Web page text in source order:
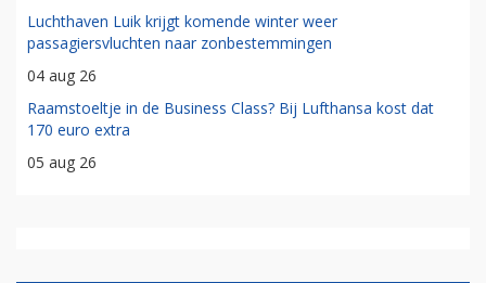
Luchthaven Luik krijgt komende winter weer
passagiersvluchten naar zonbestemmingen
04 aug 26
Raamstoeltje in de Business Class? Bij Lufthansa kost dat
170 euro extra
05 aug 26